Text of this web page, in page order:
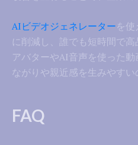
AIビデオジェネレーターを
に削減し、誰でも短時間で
アバターやAI音声を使った
ながりや親近感を生みやすい
FAQ